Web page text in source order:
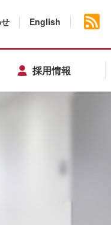
English
採用情報